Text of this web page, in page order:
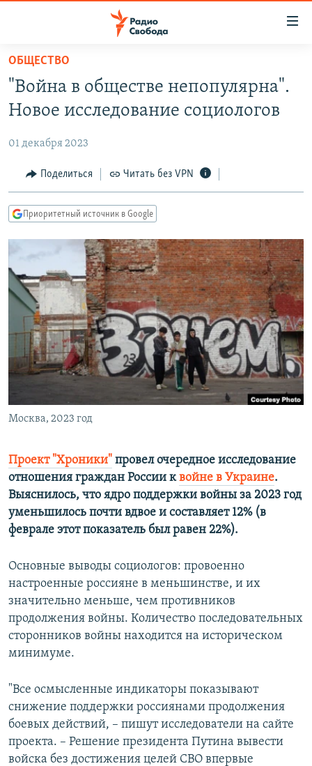
упрощенного
доступа
Вернуться
основному
Вернутся
главной
навигации
Вернутся
поиску
ПРОГРАММЫ
ЦИТАТЫ СВОБОДЫ
МНЕНИЯ
IDEL.РЕАЛИИ
КАВКАЗ.РЕАЛИИ
СЕВЕР.РЕАЛИИ
СИБИРЬ.РЕАЛИИ
РАСПИСАНИЕ ВЕЩАНИЯ
ПОДПИШИТЕСЬ НА РАССЫЛКУ
Все сайты РСЕ/РС
ОБЩЕСТВО
"Война в обществе непопулярна".
Новое исследование социологов
01 декабря 2023
Поделиться Читать без VPN
Приоритетный источник в Google
Москва, 2023 год
Проект "Хроники" провел очередное исследование
отношения граждан России квойне в Украине.
Выяснилось, что ядро поддержки войны за 2023 год
уменьшилось почти вдвое и составляет 12% (в
феврале этот показатель был равен 22%).
Основные выводы социологов: провоенно
настроенные россияне в меньшинстве, и их
значительно меньше, чем противников
продолжения войны. Количество последовательных
сторонников войны находится на историческом
минимуме.
"Все осмысленные индикаторы показывают
снижение поддержки россиянами продолжения
боевых действий, – пишут исследователи на сайте
проекта. – Решение президента Путина вывести
войска без достижения целей СВО впервые